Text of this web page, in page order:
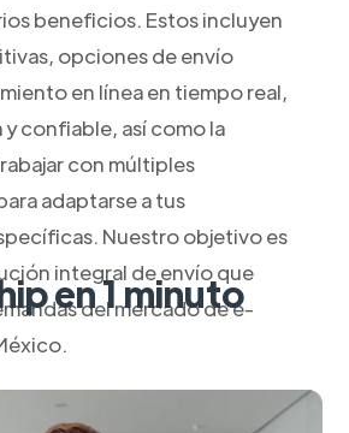
beneficios. Estos incluyen
opciones de envío
en línea en tiempo real,
confiable, así como la
con múltiples
adaptarse a tus
Nuestro objetivo es
integral de envío que
del mercado de e-
en 1 minuto